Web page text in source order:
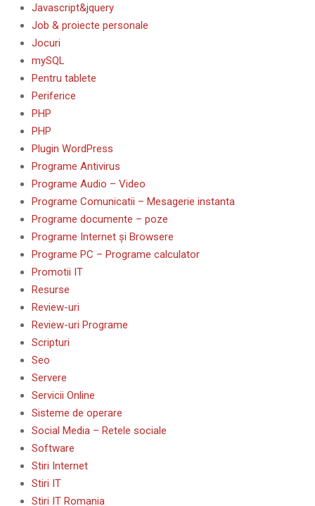
Javascript&jquery
Job & proiecte personale
Jocuri
mySQL
Pentru tablete
Periferice
PHP
PHP
Plugin WordPress
Programe Antivirus
Programe Audio – Video
Programe Comunicatii – Mesagerie instanta
Programe documente – poze
Programe Internet și Browsere
Programe PC – Programe calculator
Promotii IT
Resurse
Review-uri
Review-uri Programe
Scripturi
Seo
Servere
Servicii Online
Sisteme de operare
Social Media – Retele sociale
Software
Stiri Internet
Stiri IT
Stiri IT Romania